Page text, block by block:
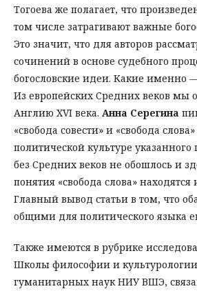
Тогоева же полагает, что
том числе затрагивают важные
Это значит, что для авторов
сочинений в основе судебного
богословские идеи. Какие именно —
Из европейских Средних веков мы
Англию XVI века. Анна Серегина
«свобода совести» и «свобода
политической культуре
без Средних веков не обошлось и
понятия «свобода слова»
Главный вывод статьи в том, что
общими для политического языка
Также имеются в рубрике
Школы философии и культурологии
гуманитарных наук НИУ ВШЭ,